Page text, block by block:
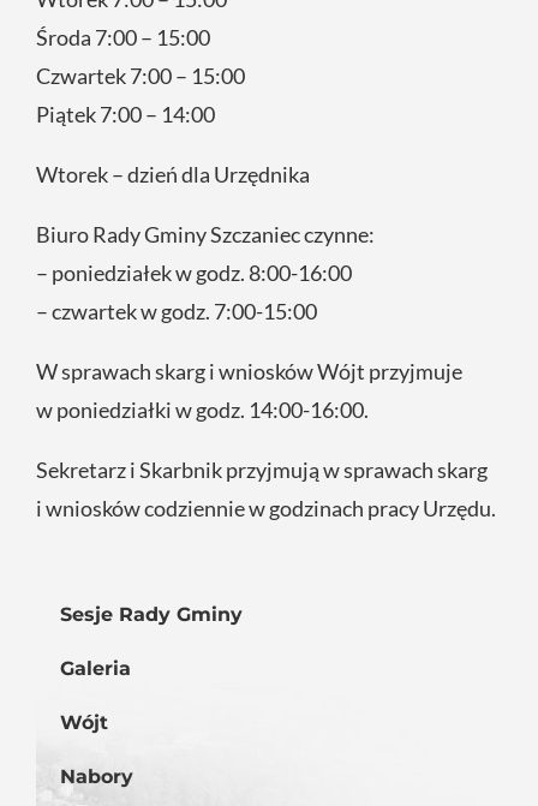
Środa 7:00 – 15:00
Czwartek 7:00 – 15:00
Piątek 7:00 – 14:00
Wtorek – dzień dla Urzędnika
Biuro Rady Gminy Szczaniec czynne:
– poniedziałek w godz. 8:00-16:00
– czwartek w godz. 7:00-15:00
W sprawach skarg i wniosków Wójt przyjmuje
w poniedziałki w godz. 14:00-16:00.
Sekretarz i Skarbnik przyjmują w sprawach skarg
i wniosków codziennie w godzinach pracy Urzędu.
Sesje Rady Gminy
Galeria
Wójt
Nabory